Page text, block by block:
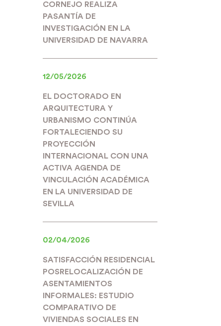
CORNEJO REALIZA
PASANTÍA DE
INVESTIGACIÓN EN LA
UNIVERSIDAD DE NAVARRA
12/05/2026
EL DOCTORADO EN
ARQUITECTURA Y
URBANISMO CONTINÚA
FORTALECIENDO SU
PROYECCIÓN
INTERNACIONAL CON UNA
ACTIVA AGENDA DE
VINCULACIÓN ACADÉMICA
EN LA UNIVERSIDAD DE
SEVILLA
02/04/2026
SATISFACCIÓN RESIDENCIAL
POSRELOCALIZACIÓN DE
ASENTAMIENTOS
INFORMALES: ESTUDIO
COMPARATIVO DE
VIVIENDAS SOCIALES EN